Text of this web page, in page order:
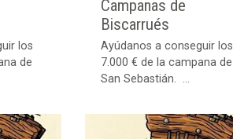
los
de
Campanas de
Biscarrués
Ayúdanos a conseguir los
7.000 € de la campana de
San Sebastián. ...